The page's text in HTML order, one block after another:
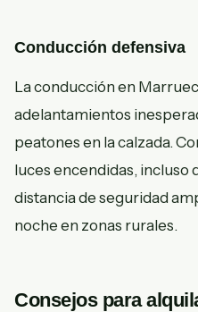
Conducción defensiva
La conducción en
adelantamientos
peatones en la calzada.
luces encendidas, incluso
distancia de seguridad
noche en zonas rurales.
Consejos para